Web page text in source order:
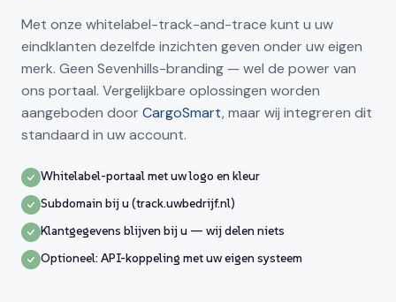
Met onze whitelabel-track-and-trace kunt u uw
eindklanten dezelfde inzichten geven onder uw eigen
merk. Geen Sevenhills-branding — wel de power van
ons portaal. Vergelijkbare oplossingen worden
aangeboden door CargoSmart, maar wij integreren dit
standaard in uw account.
Whitelabel-portaal met uw logo en kleur
Subdomain bij u (track.uwbedrijf.nl)
Klantgegevens blijven bij u — wij delen niets
Optioneel: API-koppeling met uw eigen systeem